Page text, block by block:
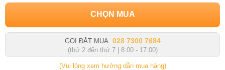
CHỌN MUA
GỌI ĐẶT MUA: 028 7300 7684
(thứ 2 đến thứ 7 | 8:00 - 17:00)
(Vui lòng xem hướng dẫn mua hàng)